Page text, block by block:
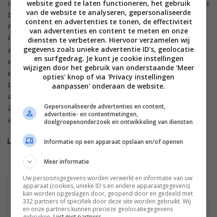
natuurgetrouw en het kleurbereik is erg groot. Ook de scherpte
bij 3D beelden is zeer strak. De beelden komen ook echt als
Full HD beelden over. De diepe zwartwaarden, wat we van het
Panasonic NeoPDP panel gewend zijn, maken het geheel mooi
af. Ook de kijkhoek voor 3D content is geen probleem. Vanuit
elke hoek, zelfs schuin, kun je de 3D beelden moeiteloos
ervaren en blijft het beeld de kleur echtheid en scherpte
behouden. De diepte van het beeld is overweldigend, niet
alleen door de 3D ervaring maar ook door de kwaliteit van het
2D beeld van de VT20. De 3D beeldkwaliteit is nog steeds
afhankelijk van de eigenlijke beeldkwaliteit van een TV…”
Lees snel verder voor de complete review
PANASONIC TX-
P50VT20
MEER PRODUCTEN
website goed te laten functioneren, het gebruik
van de website te analyseren, gepersonaliseerde
content en advertenties te tonen, de effectiviteit
van advertenties en content te meten en onze
diensten te verbeteren. Hiervoor verzamelen wij
gegevens zoals unieke advertentie ID’s, geolocatie
en surfgedrag. Je kunt je cookie instellingen
wijzigen door het gebruik van onderstaande 'Meer
opties' knop of via 'Privacy instellingen
aanpassen' onderaan de website.
Gepersonaliseerde advertenties en content,
advertentie- en contentmetingen,
doelgroepenonderzoek en ontwikkeling van diensten
Informatie op een apparaat opslaan en/of openen
Meer informatie
Uw persoonsgegevens worden verwerkt en informatie van uw
apparaat (cookies, unieke ID's en andere apparaatgegevens)
kan worden opgeslagen door, geopend door en gedeeld met
332 partners of specifiek door deze site worden gebruikt. Wij
en onze partners kunnen precieze geolocatiegegevens